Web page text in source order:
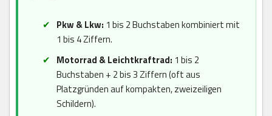
Pkw & Lkw: 1 bis 2 Buchstaben kombiniert mit
1 bis 4 Ziffern.
Motorrad & Leichtkraftrad: 1 bis 2
Buchstaben + 2 bis 3 Ziffern (oft aus
Platzgründen auf kompakten, zweizeiligen
Schildern).